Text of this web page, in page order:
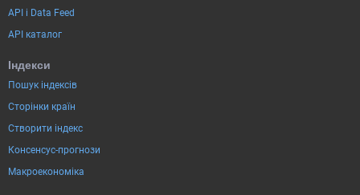
API і Data Feed
API каталог
Індекси
Пошук індексів
Сторінки країн
Створити індекс
Консенсус-прогнози
Макроекономіка